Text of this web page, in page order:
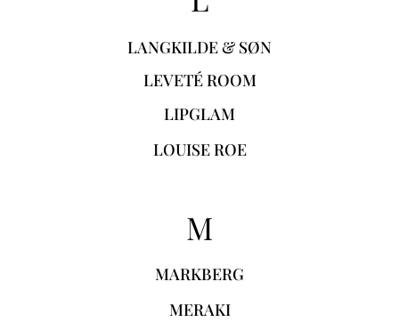
LANGKILDE & SØN
LEVETÉ ROOM
LIPGLAM
LOUISE ROE
M
MARKBERG
MERAKI